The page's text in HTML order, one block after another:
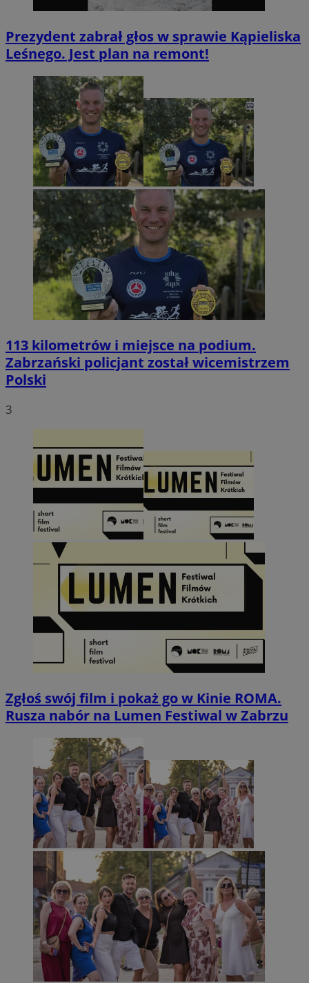
Prezydent zabrał głos w sprawie Kąpieliska
Leśnego. Jest plan na remont!
113 kilometrów i miejsce na podium.
Zabrzański policjant został wicemistrzem
Polski
3
Zgłoś swój film i pokaż go w Kinie ROMA.
Rusza nabór na Lumen Festiwal w Zabrzu